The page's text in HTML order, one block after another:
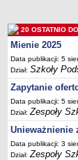
Majątek
Godziny
Ogłoszenie
Zarządzenia
Kontrole
Rejestry,
Deklaracja
20 OSTATNIO
Mienie 2025
Data publikacji: 5
Dział:Szkoły
Zapytanie
Data publikacji: 5
Dział:Zespoły
Unieważnienie
Data publikacji: 3
Dział:Zespoły